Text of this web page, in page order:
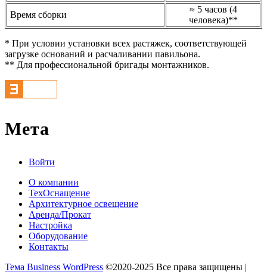
Время сборки
≈ 5 часов (4
человека)**
* При условии установки всех растяжек, соответствующей
загрузке оснований и расчаливании павильона.
** Для профессиональной бригады монтажников.
Мета
Войти
О компании
ТехОснащение
Архитектурное освещение
Аренда/Прокат
Настройка
Оборудование
Контакты
Тема Business WordPress ©2020-2025 Все права защищены |